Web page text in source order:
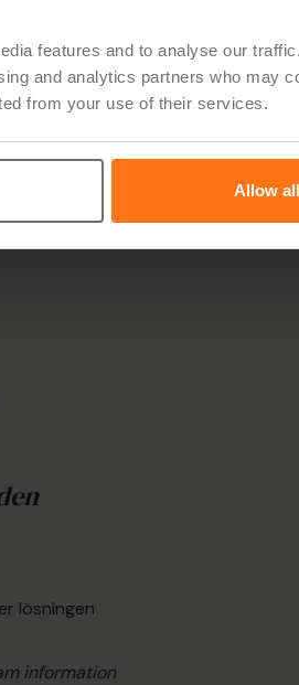
features and to analyse our
and analytics partners who may
from your use of their services.
Allow all
för sin
är
de
tråden, se
gör och
lösningen
information